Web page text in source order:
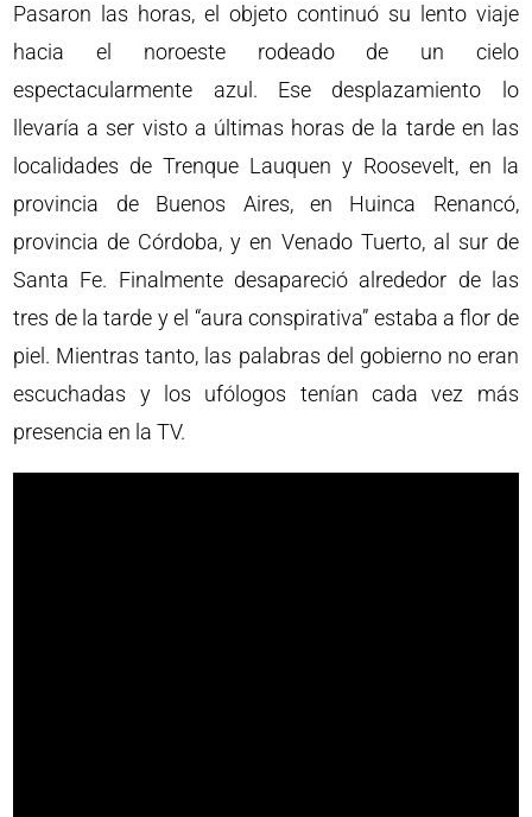
Pasaron las horas, el objeto continuó su lento viaje
hacia el noroeste rodeado de un cielo
espectacularmente azul. Ese desplazamiento lo
llevaría a ser visto a últimas horas de la tarde en las
localidades de Trenque Lauquen y Roosevelt, en la
provincia de Buenos Aires, en Huinca Renancó,
provincia de Córdoba, y en Venado Tuerto, al sur de
Santa Fe. Finalmente desapareció alrededor de las
tres de la tarde y el “aura conspirativa” estaba a flor de
piel. Mientras tanto, las palabras del gobierno no eran
escuchadas y los ufólogos tenían cada vez más
presencia en la TV.